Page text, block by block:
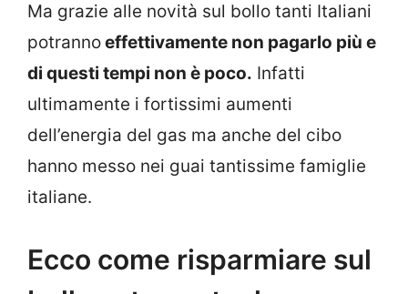
Ma grazie alle novità sul bollo tanti Italiani
potrannoeffettivamente non pagarlo più e
di questi tempi non è poco. Infatti
ultimamente i fortissimi aumenti
dell’energia del gas ma anche del cibo
hanno messo nei guai tantissime famiglie
italiane.
Ecco come risparmiare sul